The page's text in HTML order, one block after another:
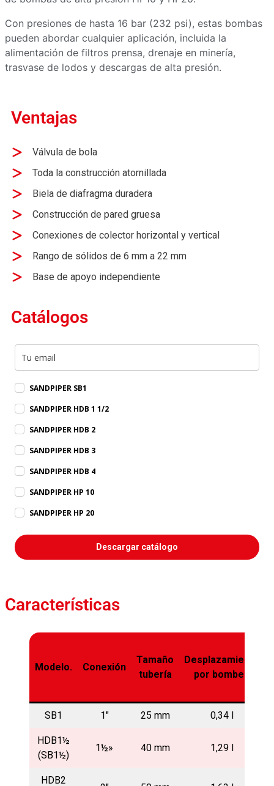
Con presiones de hasta 16 bar (232 psi), estas bombas
pueden abordar cualquier aplicación, incluida la
alimentación de filtros prensa, drenaje en minería,
trasvase de lodos y descargas de alta presión.
Ventajas
Válvula de bola
Toda la construcción atornillada
Biela de diafragma duradera
Construcción de pared gruesa
Conexiones de colector horizontal y vertical
Rango de sólidos de 6 mm a 22 mm
Base de apoyo independiente
Catálogos
SANDPIPER SB1
SANDPIPER HDB 1 1/2
SANDPIPER HDB 2
SANDPIPER HDB 3
SANDPIPER HDB 4
SANDPIPER HP 10
SANDPIPER HP 20
Descargar catálogo
Características
Modelo. Conexión
Tamaño
tubería
Desplazamiento
por bombeo
SB1 1″ 25 mm 0,34 l
HDB1½
(SB1½)
1½» 40 mm 1,29 l
HDB2